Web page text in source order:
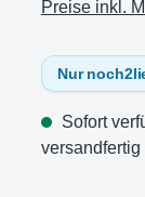
Preise inkl.
Nur noch2
Sofort
versandfertig